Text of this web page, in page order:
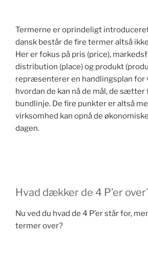
Termerne er oprindeligt
dansk består de fire termer altså
Her er fokus på pris (price),
distribution (place) og produkt
repræsenterer en handlingsplan for
hvordan de kan nå de mål, de sætter
bundlinje. De fire punkter er altså
virksomhed kan opnå de
dagen.
Hvad dækker de 4 P’er
Nu ved du hvad de 4 P’er står for,
termer over?